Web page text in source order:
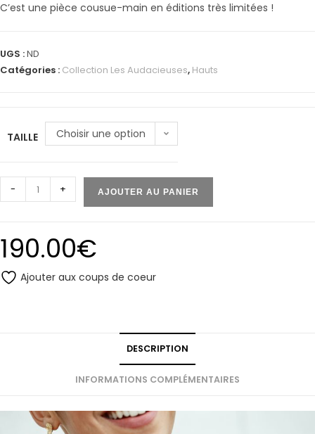
C’est une pièce cousue-main en éditions très limitées !
UGS :ND
Catégories : Collection Les Audacieuses, Hauts
TAILLE Choisir une option
- + AJOUTER AU PANIER
190.00€
Ajouter aux coups de coeur
DESCRIPTION
INFORMATIONS COMPLÉMENTAIRES